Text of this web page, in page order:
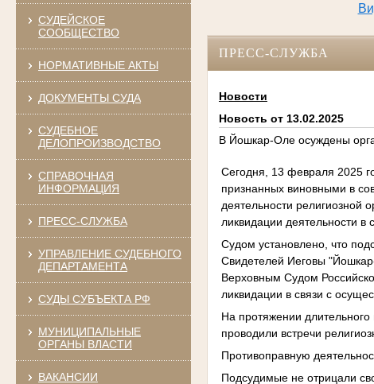
СУДЕЙСКОЕ
СООБЩЕСТВО
НОРМАТИВНЫЕ АКТЫ
ДОКУМЕНТЫ СУДА
СУДЕБНОЕ
ДЕЛОПРОИЗВОДСТВО
СПРАВОЧНАЯ
ИНФОРМАЦИЯ
ПРЕСС-СЛУЖБА
УПРАВЛЕНИЕ СУДЕБНОГО
ДЕПАРТАМЕНТА
СУДЫ СУБЪЕКТА РФ
МУНИЦИПАЛЬНЫЕ
ОРГАНЫ ВЛАСТИ
ВАКАНСИИ
ПРЕСС-СЛУЖБА
Новости
Новость от 13.02.2025
В Йошкар-Оле осуждены
Сегодня, 13 февраля 2025
признанных виновными в
деятельности религиозной
ликвидации деятельности в
Судом установлено, что
Свидетелей Иеговы
Верховным Судом
ликвидации в связи с
На протяжении
проводили встречи
Противоправную
Подсудимые не отрицали